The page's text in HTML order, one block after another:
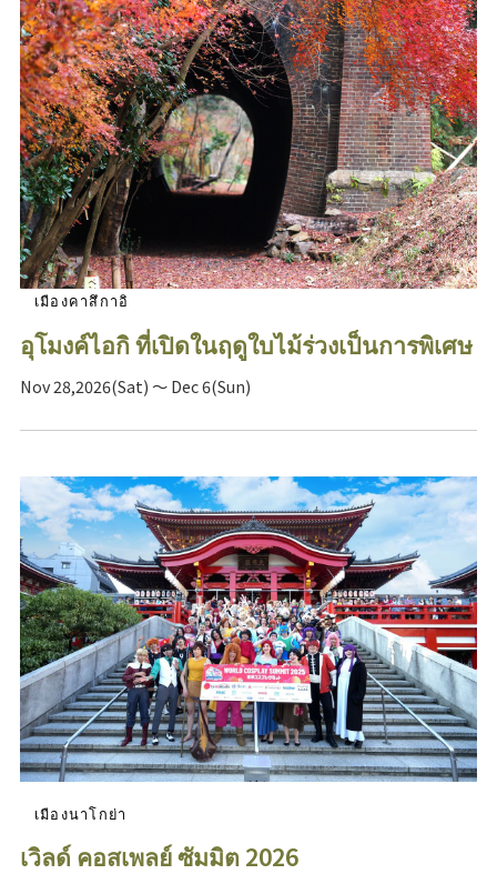
เมืองคาสึกาอิ
อุโมงค์ไอกิ ที่เปิดในฤดูใบไม้ร่วงเป็นการพิเศษ
Nov 28,2026(Sat) ～ Dec 6(Sun)
เมืองนาโกย่า
เวิลด์ คอสเพลย์ ซัมมิต 2026